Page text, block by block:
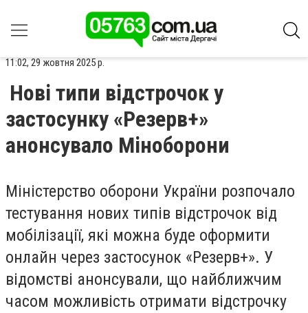
11:02, 29 жовтня 2025 р.
Нові типи відстрочок у
застосунку «Резерв+»
анонсувало Міноборони
Міністерство оборони України розпочало
тестування нових типів відстрочок від
мобілізації, які можна буде оформити
онлайн через застосунок «Резерв+». У
відомстві анонсували, що найближчим
часом можливість отримати відстрочку